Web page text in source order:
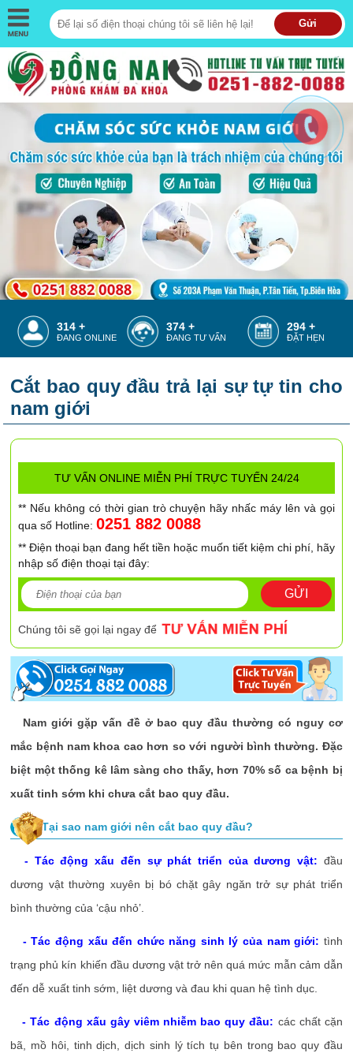
Gửi
314 +
ĐANG ONLINE
374 +
ĐANG TƯ VẤN
294 +
ĐẶT HẸN
Cắt bao quy đầu trả lại sự tự tin cho
nam giới
TƯ VẤN ONLINE MIỄN PHÍ TRỰC TUYẾN 24/24
** Nếu không có thời gian trò chuyện hãy nhấc máy lên và gọi
qua số Hotline: 0251 882 0088
** Điện thoại bạn đang hết tiền hoặc muốn tiết kiệm chi phí, hãy
nhập số điện thoại tại đây:
GỬI
Chúng tôi sẽ gọi lại ngay để
Nam giới gặp vấn đề ở bao quy đầu thường có nguy cơ
mắc bệnh nam khoa cao hơn so với người bình thường. Đặc
biệt một thống kê lâm sàng cho thấy, hơn 70% số ca bệnh bị
xuất tinh sớm khi chưa cắt bao quy đầu.
Tại sao nam giới nên cắt bao quy đầu?
- Tác động xấu đến sự phát triển của dương vật: đầu
dương vật thường xuyên bị bó chặt gây ngăn trở sự phát triển
bình thường của ‘cậu nhỏ’.
- Tác động xấu đến chức năng sinh lý của nam giới: tình
trạng phủ kín khiến đầu dương vật trở nên quá mức mẫn cảm dẫn
đến dễ xuất tinh sớm, liệt dương và đau khi quan hệ tình dục.
- Tác động xấu gây viêm nhiễm bao quy đầu: các chất cặn
bã, mồ hôi, tinh dịch, dịch sinh lý tích tụ bên trong bao quy đầu